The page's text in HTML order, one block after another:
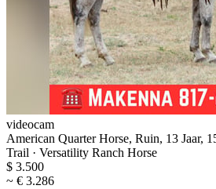
videocam
American Quarter Horse, Ruin, 13 Jaar,
Trail · Versatility Ranch Horse
$ 3.500
~ € 3.286